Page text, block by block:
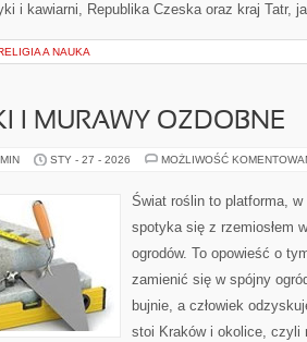
i kawiarni, Republika Czeska oraz kraj Tatr,
A NAUKA
I MURAWY OZDOBNE
STY - 27 - 2026 MOŻLIWOŚĆ
Świat roślin to platforma, w
spotyka się z rzemiosłem
ogrodów. To opowieść o
zamienić się w spójny
bujnie, a człowiek
stoi Kraków i okolice, czyli